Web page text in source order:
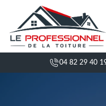
04 82 29 40